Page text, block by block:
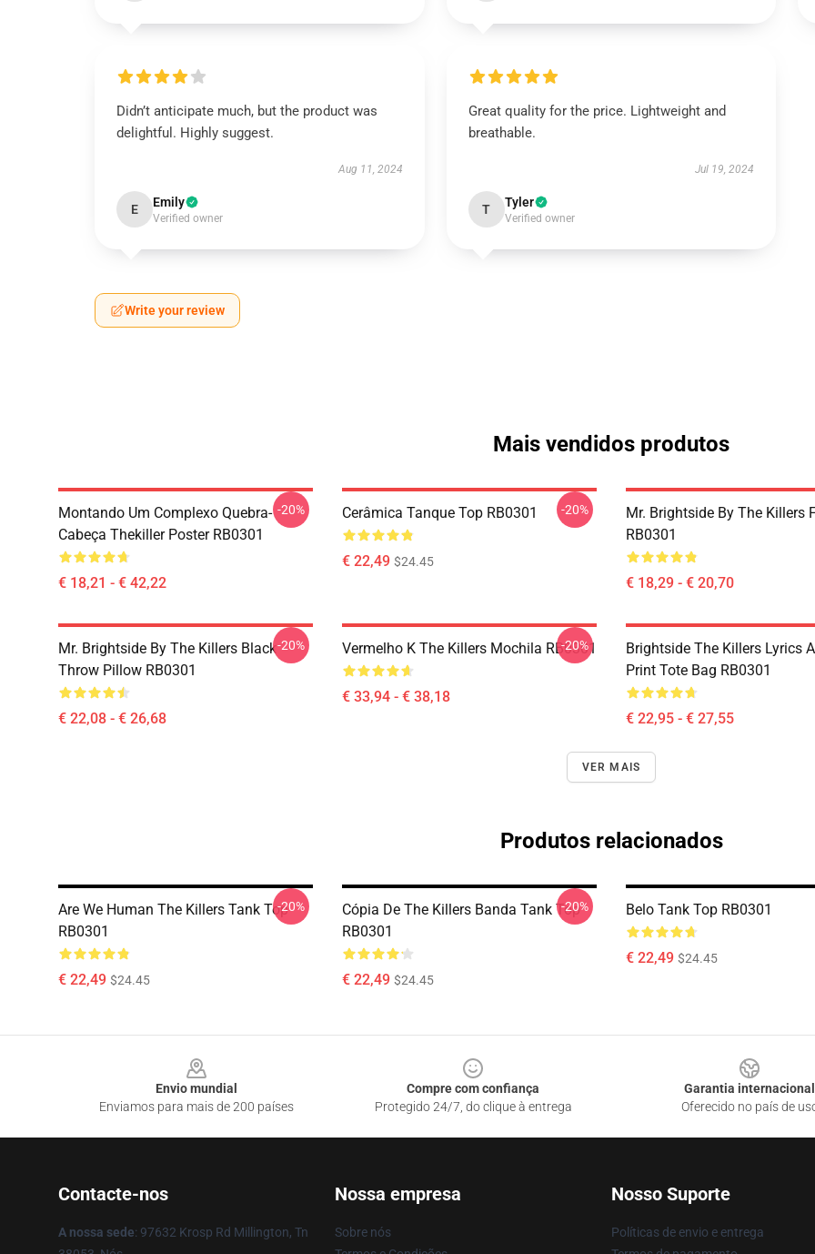
Didn’t anticipate much, but the product was
delightful. Highly suggest.
Aug 11, 2024
E Emily
Verified owner
Great quality for the price. Lightweight and
breathable.
Jul 19, 2024
T Tyler
Verified owner
Write your review
Mais vendidos produtos
Montando Um Complexo Quebra-
Cabeça Thekiller Poster RB0301
€ 18,21 - € 42,22
-20% Cerâmica Tanque Top RB0301
€ 22,49 $24.45
-20%
Mr. Brightside By The Killers
RB0301
€ 18,29 - € 20,70
Mr. Brightside By The Killers Black
Throw Pillow RB0301
€ 22,08 - € 26,68
-20% Vermelho K The Killers Mochila RB0301
€ 33,94 - € 38,18
-20%
Brightside The Killers Lyrics
Print Tote Bag RB0301
€ 22,95 - € 27,55
VER MAIS
Produtos relacionados
Are We Human The Killers Tank Top
RB0301
€ 22,49 $24.45
-20%
Cópia De The Killers Banda Tank Top
RB0301
€ 22,49 $24.45
-20% Belo Tank Top RB0301
€ 22,49 $24.45
Envio mundial
Enviamos para mais de 200 países
Compre com confiança
Protegido 24/7, do clique à entrega
Garantia internacional
Oferecido no país de
Contacte-nos
A nossa sede: 97632 Krosp Rd Millington, Tn
Nossa empresa
Sobre nós
Nosso Suporte
Políticas de envio e entrega